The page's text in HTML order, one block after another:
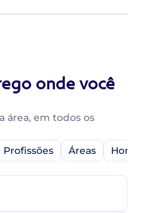
onde você
área, em todos os
Profissões Áreas Home-